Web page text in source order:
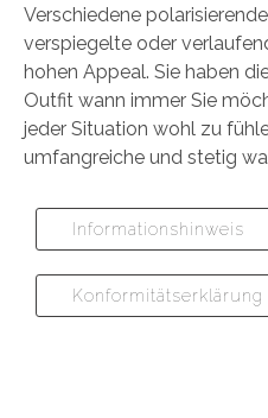
Verschiedene
verspiegelte oder
hohen Appeal. Sie haben
Outfit wann immer Sie
jeder Situation wohl zu
umfangreiche und stetig
Informationshinweis
Konformitätserklärung